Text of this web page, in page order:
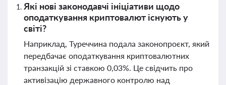
Які нові законодавчі ініціативи щодо
оподаткування криптовалют існують у
світі?
Наприклад, Туреччина подала законопроєкт, який
передбачає оподаткування криптовалютних
транзакцій зі ставкою 0,03%. Це свідчить про
активізацію державного контролю над